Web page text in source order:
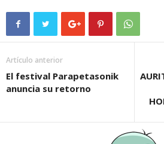
Artículo anterior
El festival Parapetasonik
anuncia su retorno